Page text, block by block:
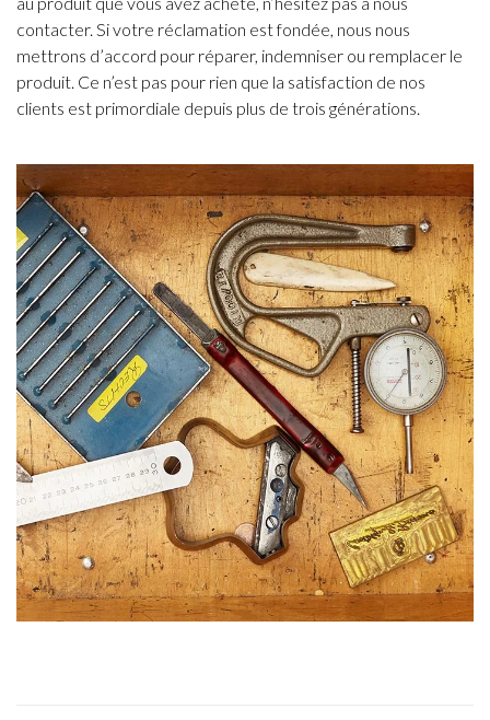
contacter. Si votre réclamation est fondée, nous nous
mettrons d’accord pour réparer, indemniser ou remplacer le
produit. Ce n’est pas pour rien que la satisfaction de nos
clients est primordiale depuis plus de trois générations.